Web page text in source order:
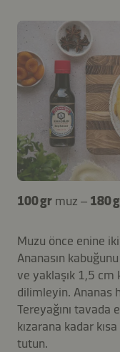
100 gr muz – 180
Muzu önce enine
Ananasın
ve yaklaşık 1,5 cm
dilimleyin. Ananas
Tereyağını
kızarana kadar
tutun.